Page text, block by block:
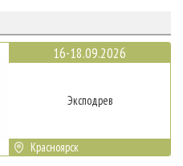
16-18.09.2026
Эксподрев
Красноярск